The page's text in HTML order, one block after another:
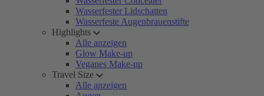
Wasserfester Lidschatten
Wasserfeste Augenbrauenstifte
Highlights
Alle anzeigen
Glow Make-up
Veganes Make-up
Travel Size
Alle anzeigen